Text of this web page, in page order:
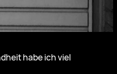
habe ich viel